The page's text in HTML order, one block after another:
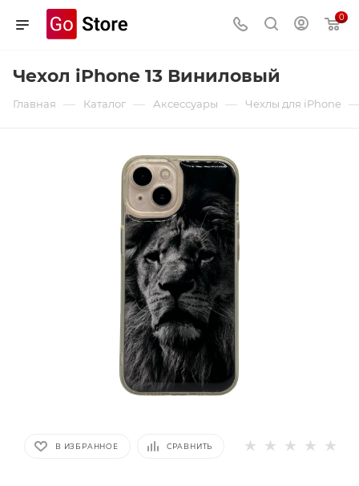
0
Чехол iPhone 13 Виниловый
Главная — Каталог — Аксессуары — Чехлы для iPhone
В ИЗБРАННОЕ СРАВНИТЬ